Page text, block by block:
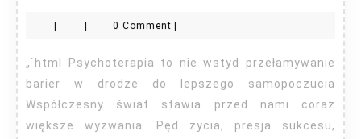
0 Comment
„`html Psychoterapia to nie wstyd przełamywanie
barier w drodze do lepszego samopoczucia
Współczesny świat stawia przed nami coraz
większe wyzwania. Pęd życia, presja sukcesu,